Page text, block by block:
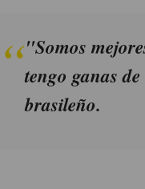
"Somos
tengo ganas
brasileño.